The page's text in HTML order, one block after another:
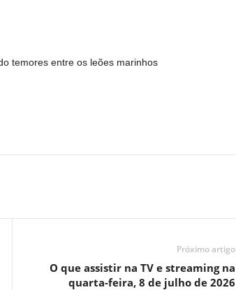
temores entre os leões marinhos
Próximo artigo
O que assistir na TV e streaming na
quarta-feira, 8 de julho de 2026